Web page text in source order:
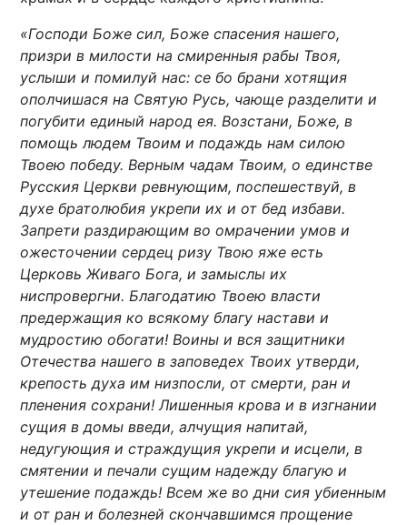
«Господи Боже сил, Боже спасения нашего,
призри в милости на смиренныя рабы Твоя,
услыши и помилуй нас: се бо брани хотящия
ополчишася на Святую Русь, чающе разделити и
погубити единый народ ея. Возстани, Боже, в
помощь людем Твоим и подаждь нам силою
Твоею победу. Верным чадам Твоим, о единстве
Русския Церкви ревнующим, поспешествуй, в
духе братолюбия укрепи их и от бед избави.
Запрети раздирающим во омрачении умов и
ожесточении сердец ризу Твою яже есть
Церковь Живаго Бога, и замыслы их
ниспровергни. Благодатию Твоею власти
предержащия ко всякому благу настави и
мудростию обогати! Воины и вся защитники
Отечества нашего в заповедех Твоих утверди,
крепость духа им низпосли, от смерти, ран и
пленения сохрани! Лишенныя крова и в изгнании
сущия в домы введи, алчущия напитай,
недугующия и страждущия укрепи и исцели, в
смятении и печали сущим надежду благую и
утешение подаждь! Всем же во дни сия убиенным
и от ран и болезней скончавшимся прощение